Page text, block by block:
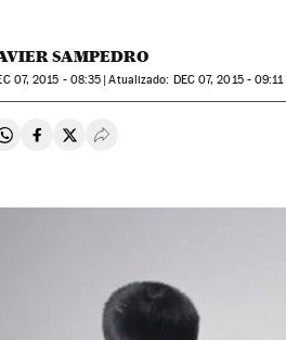
SAMPEDRO
07, 2015 - 08:35 atualizado: DEC07, 2015 - 09:11
Compartir en Whatsapp
Compartir en Facebook
Compartir en Twitter
Desplegar Redes Sociales